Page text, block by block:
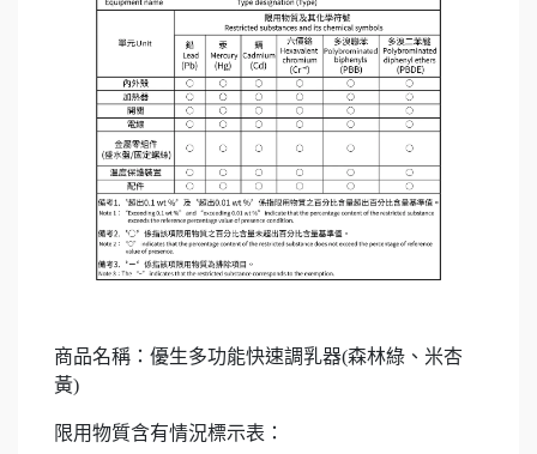
商品名稱：優生多功能快速調乳器(森林綠、米杏
黃)
限用物質含有情況標示表：